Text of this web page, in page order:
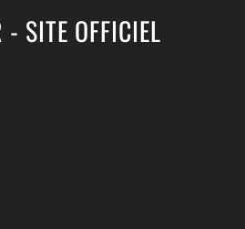
SITE OFFICIEL